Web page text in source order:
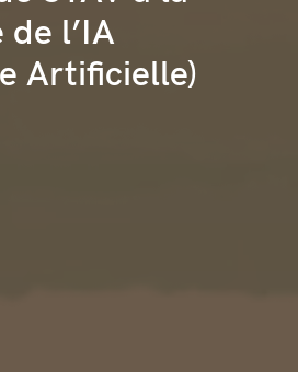
l’IA
Artificielle)